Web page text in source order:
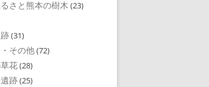
さと熊本の樹木 (23)
(31)
その他(72)
花(28)
跡(25)